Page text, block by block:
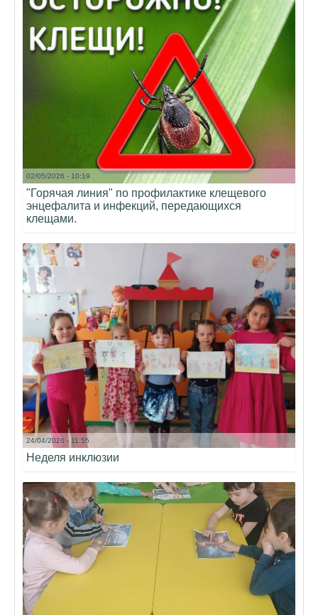
02/05/2026 - 10:19
"Горячая линия" по профилактике клещевого
энцефалита и инфекций, передающихся
клещами.
24/04/2026 - 11:55
Неделя инклюзии